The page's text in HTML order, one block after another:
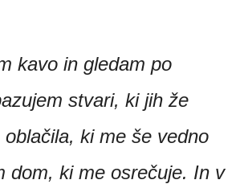
kavo in gledam po
stvari, ki jih že
ki me še vedno
dom, ki me osrečuje. In v